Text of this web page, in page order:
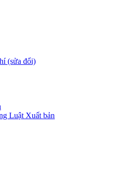
(sửa đổi)
Luật Xuất bản